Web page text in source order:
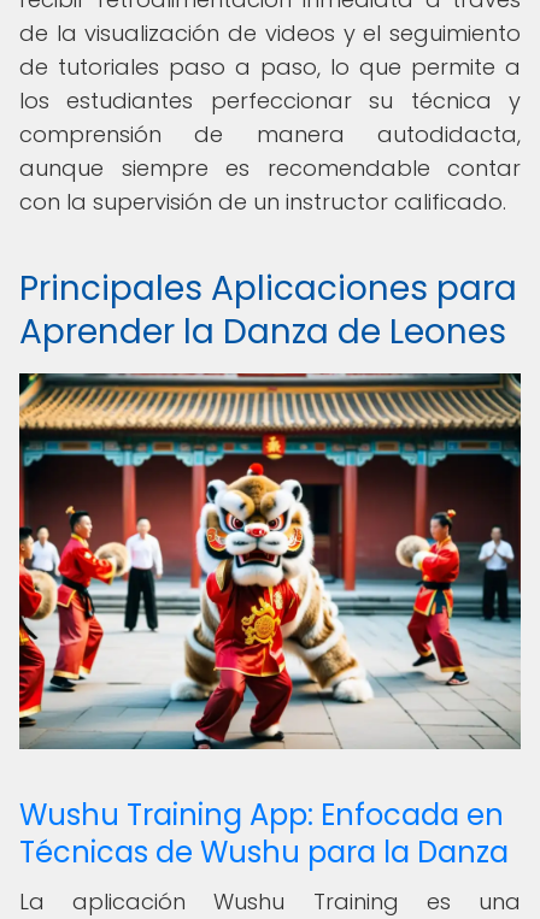
de la visualización de videos y el seguimiento
de tutoriales paso a paso, lo que permite a
los estudiantes perfeccionar su técnica y
comprensión de manera autodidacta,
aunque siempre es recomendable contar
con la supervisión de un instructor calificado.
Principales Aplicaciones para
Aprender la Danza de Leones
Wushu Training App: Enfocada en
Técnicas de Wushu para la Danza
La aplicación Wushu Training es una